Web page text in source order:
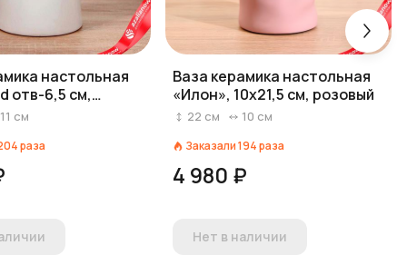
настольная
отв-6,5 см,
бело-золотой
11 см
раза
Ваза керамика настольная
«Илон», 10х21,5 см, розовый
22 см 10 см
Заказали194раза
4 980 ₽
Нет в наличии